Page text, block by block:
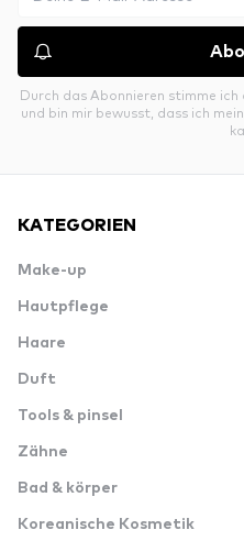
Durch das Abonnieren stimme ich
und bin mir bewusst, dass ich
KATEGORIEN
Make-up
Hautpflege
Haare
Duft
Tools & pinsel
Zähne
Bad & körper
Koreanische Kosmetik